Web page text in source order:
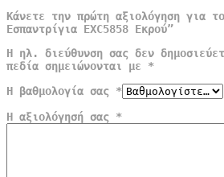
Κάνετε την πρώτη αξιολόγηση για
Εσπαντρίγια EXC5858 Εκρού”
Η ηλ. διεύθυνση σας δεν
πεδία σημειώνονται με *
Η βαθμολογία σας *
Η αξιολόγησή σας *